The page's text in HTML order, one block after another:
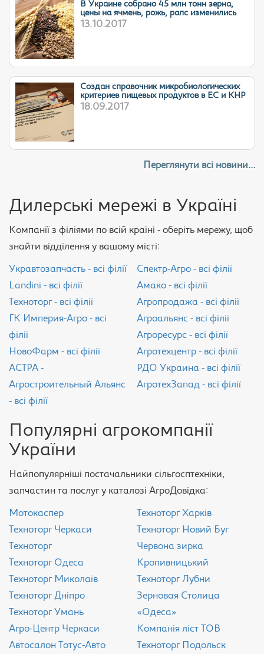
В Украине собрано 45 млн тонн зерна,
цены на ячмень, рожь, рапс изменились
13.10.2017
Cоздан справочник микробиологических
критериев пищевых продуктов в ЕС и КНР
18.09.2017
Переглянути всі новини...
Дилерські мережі в Україні
Компанії з філіями по всій країні - оберіть мережу, щоб
знайти відділення у вашому місті:
Укравтозапчасть - всі філії
Landini - всі філії
Техноторг - всі філії
ГК Империя-Агро - всі
філії
НовоФарм - всі філії
АСТРА -
Агростроительный Альянс
- всі філії
Спектр-Агро - всі філії
Амако - всі філії
Агропродажа - всі філії
Агроальянс - всі філії
Агроресурс - всі філії
Агротехцентр - всі філії
РДО Украина - всі філії
АгротехЗапад - всі філії
Популярні агрокомпанії
України
Найпопулярніші постачальники сільгосптехніки,
запчастин та послуг у каталозі АгроДовідка:
Мотокаспер
Техноторг Черкаси
Техноторг
Техноторг Одеса
Техноторг Миколаїв
Техноторг Дніпро
Техноторг Умань
Агро-Центр Черкаси
Aвтосалон Тотус-Авто
Техноторг Харків
Техноторг Новий Буг
Червона зирка
Кропивницький
Техноторг Лубни
Зерновая Столица
«Одеса»
Компанія ліст ТОВ
Техноторг Подольск